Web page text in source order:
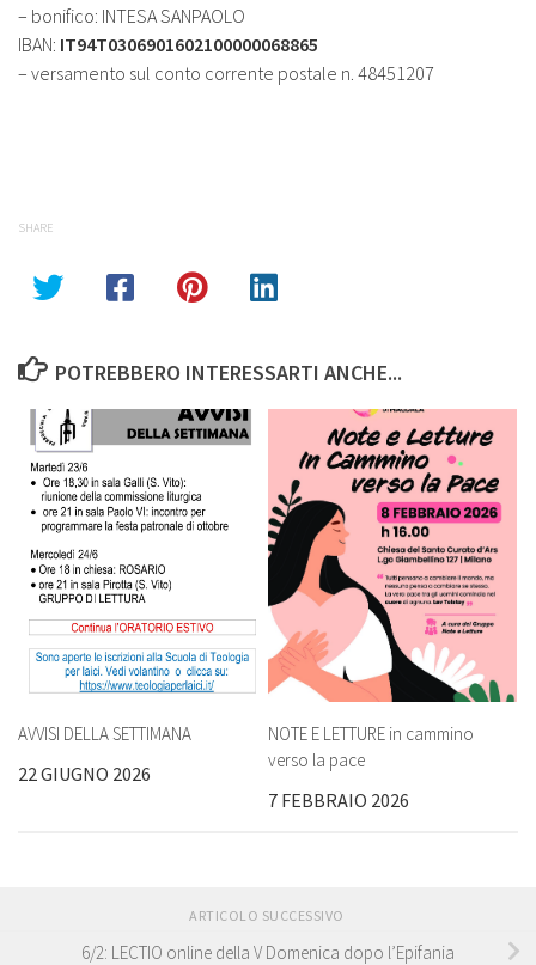
– bonifico: INTESA SANPAOLO
IBAN: IT94T0306901602100000068865
– versamento sul conto corrente postale n. 48451207
SHARE
POTREBBERO INTERESSARTI ANCHE...
AVVISI DELLA SETTIMANA
22 GIUGNO 2026
NOTE E LETTURE in cammino
verso la pace
7 FEBBRAIO 2026
ARTICOLO SUCCESSIVO
6/2: LECTIO online della V Domenica dopo l’Epifania